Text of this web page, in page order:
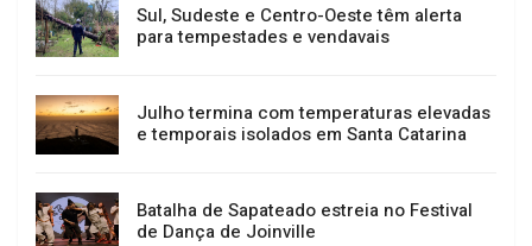
Sul, Sudeste e Centro-Oeste têm alerta
para tempestades e vendavais
Julho termina com temperaturas elevadas
e temporais isolados em Santa Catarina
Batalha de Sapateado estreia no Festival
de Dança de Joinville